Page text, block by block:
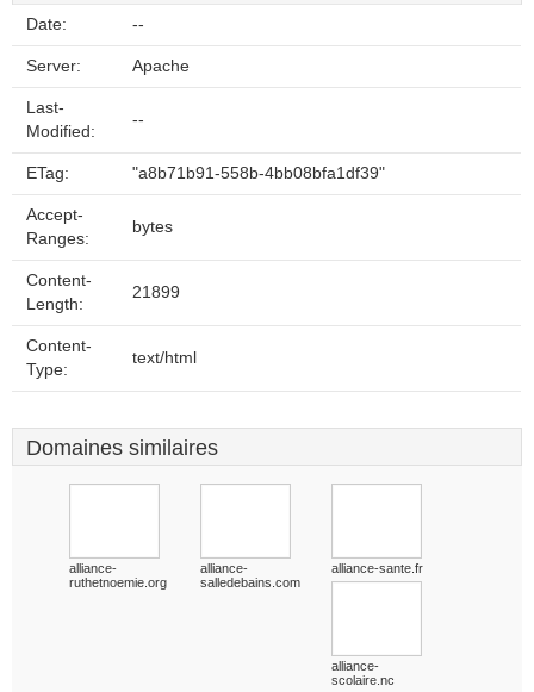
Date: --
Server: Apache
Last-
Modified:
--
ETag: "a8b71b91-558b-4bb08bfa1df39"
Accept-
Ranges:
bytes
Content-
Length:
21899
Content-
Type:
text/html
Domaines similaires
alliance-
ruthetnoemie.org
alliance-
salledebains.com
alliance-sante.fr
alliance-
scolaire.nc